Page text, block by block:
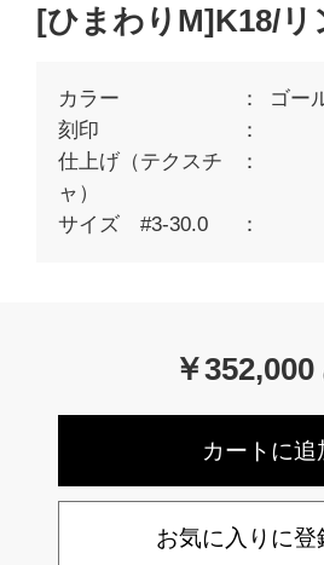
[ひまわりM]K18/リ
カラー
ゴー
刻印
仕上げ（テクスチ
ャ）
サイズ #3-30.0
￥352,000
お気に入りに登